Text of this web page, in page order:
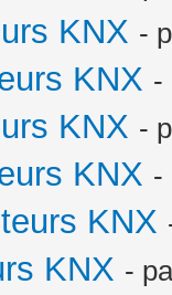
KNX -
KNX -
KNX -
KNX -
KNX
KNX -